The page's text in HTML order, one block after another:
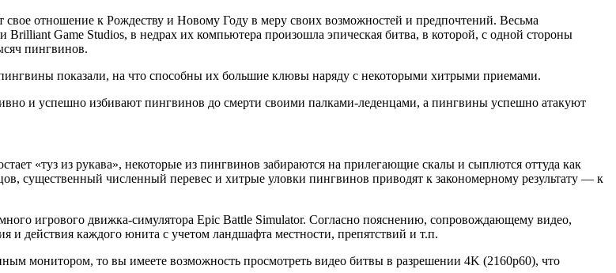
отношение к Рождеству и Новому Году в меру своих возможностей и предпочтений. Весьма
Game Studios, в недрах их компьютера произошла эпическая битва, в которой, с одной стороны
пингвинов.
показали, на что способны их большие клювы наряду с некоторыми хитрыми приемами.
и успешно избивают пингвинов до смерти своими палками-леденцами, а пингвины успешно атакуют
«туз из рукава», некоторые из пингвинов забираются на прилегающие скалы и сыплются оттуда как
существенный численный перевес и хитрые уловки пингвинов приводят к закономерному результату — к
игрового движка-симулятора Epic Battle Simulator. Согласно пояснению, сопровождающему видео,
и действия каждого юнита с учетом ландшафта местности, препятствий и т.п.
монитором, то вы имеете возможность просмотреть видео битвы в разрешении 4K (2160p60), что